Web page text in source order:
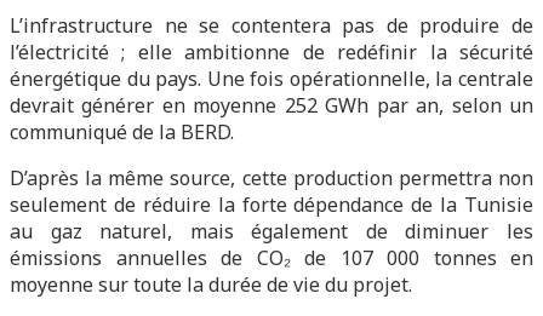
L’infrastructure ne se contentera pas de produire de
l’électricité ; elle ambitionne de redéfinir la sécurité
énergétique du pays. Une fois opérationnelle, la centrale
devrait générer en moyenne 252 GWh par an, selon un
communiqué de la BERD.
D’après la même source, cette production permettra non
seulement de réduire la forte dépendance de la Tunisie
au gaz naturel, mais également de diminuer les
émissions annuelles de CO₂ de 107 000 tonnes en
moyenne sur toute la durée de vie du projet.